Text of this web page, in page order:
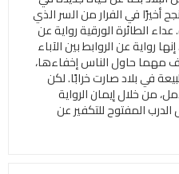
أخيرًا في الفرار من السر الذي
الطائرة الورقية رواية عن
رواية عن الروابط بين الآباء
مهما حاول الناس إخفاءها،
في بلاد صارت خرابًا. لكن
من خلال إيمان الرواية
المفتوح للتكفير عن